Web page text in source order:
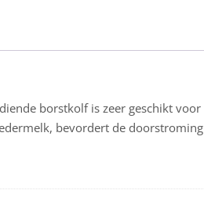
borstkolf is zeer geschikt
bevordert de